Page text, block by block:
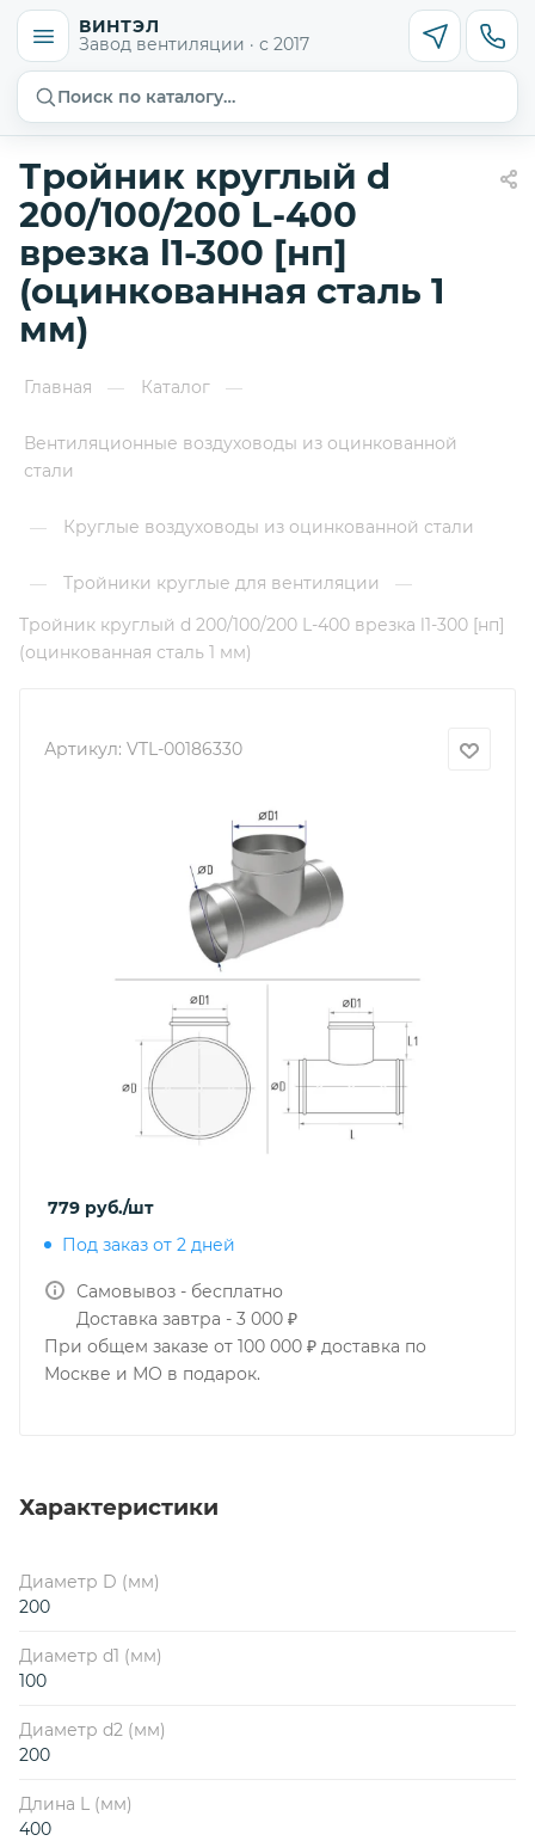
ВИНТЭЛ
Завод вентиляции · с 2017
Поиск по каталогу…
Тройник круглый d
200/100/200 L-400
врезка l1-300 [нп]
(оцинкованная сталь 1
мм)
Главная — Каталог —
Вентиляционные воздуховоды из оцинкованной
стали
— Круглые воздуховоды из оцинкованной стали
— Тройники круглые для вентиляции
—
Тройник круглый d 200/100/200 L-400 врезка l1-300 [нп]
(оцинкованная сталь 1 мм)
Артикул: VTL-00186330
779 руб./шт
Под заказ от 2 дней
Самовывоз - бесплатно
Доставка завтра - 3 000 ₽
При общем заказе от 100 000 ₽ доставка по
Москве и МО в подарок.
Характеристики
Диаметр D (мм)
200
Диаметр d1 (мм)
100
Диаметр d2 (мм)
200
Длина L (мм)
400